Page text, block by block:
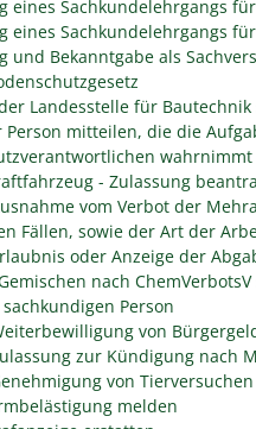
eines Sachkundelehrgangs
eines Sachkundelehrgangs
und Bekanntgabe als
Landesstelle für Bautechnik
Person mitteilen, die die
wahrnimmt
- Zulassung
vom Verbot der
Fällen, sowie der Art der
oder Anzeige der
nach
Person
von
zur Kündigung nach
von Tierversuchen
melden